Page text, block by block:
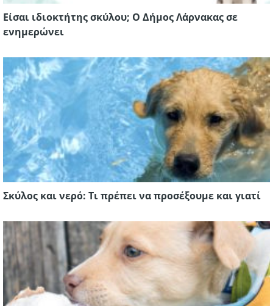
Είσαι ιδιοκτήτης σκύλου; Ο Δήμος Λάρνακας σε
ενημερώνει
Σκύλος και νερό: Τι πρέπει να προσέξουμε και γιατί